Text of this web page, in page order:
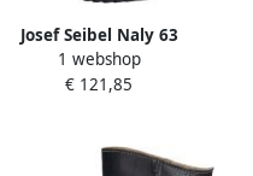
Josef Seibel Naly 63
Stiefelette für Damen Blau
1 webshop
€ 121,85